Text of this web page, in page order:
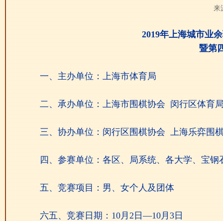
来
2019年上海城市业
暨第
一、主办单位：上海市体育局
二、承办单位：上海市围棋协会 闵行区体育
三、协办单位：闵行区围棋协会 上海乐弈围
四、参赛单位：各区、局系统、各大学、宝钢
五、竞赛项目：男、女个人及团体
六五、竞赛日期：10月2日—10月3日